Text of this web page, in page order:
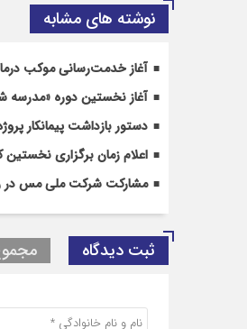
نوشته های مشابه
آغاز خدمت‌رسانی موکب
آغاز نخستین دوره
دستور بازداشت پیمانکار پروژه ۴۸ واحدی نهضت ملی مسکن رفسنجان
اعلام زمان برگزاری
مشارکت شرکت ملی مس در
ثبت دیدگاه